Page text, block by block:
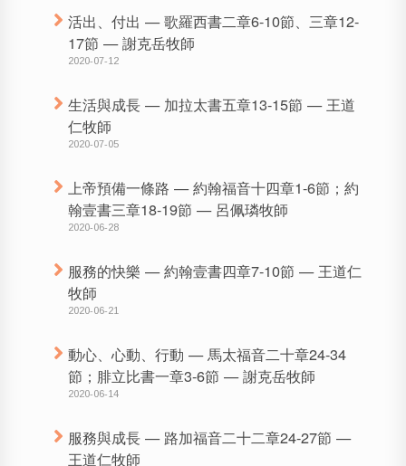
活出、付出 — 歌羅西書二章6-10節、三章12-
17節 — 謝克岳牧師
2020-07-12
生活與成長 — 加拉太書五章13-15節 — 王道
仁牧師
2020-07-05
上帝預備一條路 — 約翰福音十四章1-6節；約
翰壹書三章18-19節 — 呂佩璘牧師
2020-06-28
服務的快樂 — 約翰壹書四章7-10節 — 王道仁
牧師
2020-06-21
動心、心動、行動 — 馬太福音二十章24-34
節；腓立比書一章3-6節 — 謝克岳牧師
2020-06-14
服務與成長 — 路加福音二十二章24-27節 —
王道仁牧師